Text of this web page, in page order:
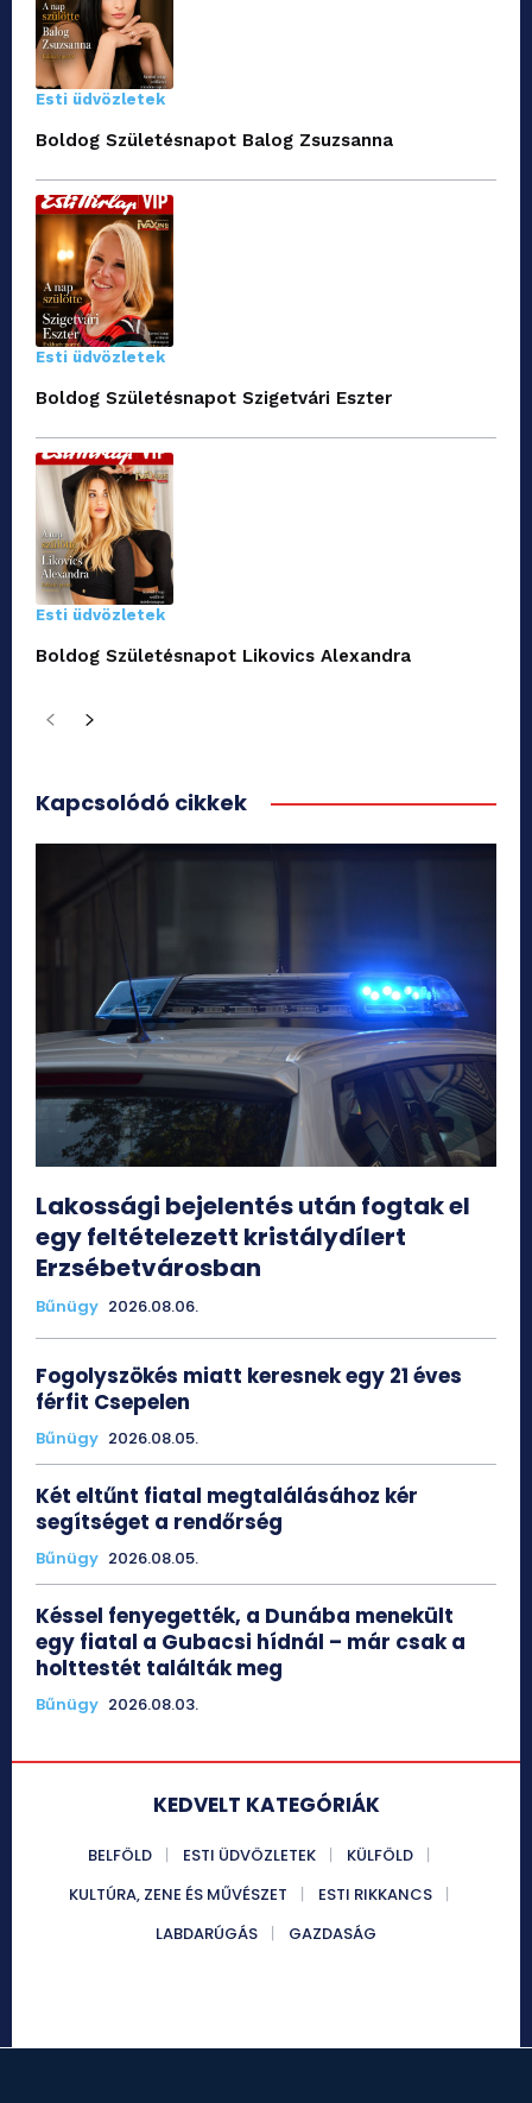
Esti üdvözletek
Boldog Születésnapot Balog Zsuzsanna
Esti üdvözletek
Boldog Születésnapot Szigetvári Eszter
Esti üdvözletek
Boldog Születésnapot Likovics Alexandra
Kapcsolódó cikkek
Lakossági bejelentés után fogtak el
egy feltételezett kristálydílert
Erzsébetvárosban
Bűnügy 2026.08.06.
Fogolyszökés miatt keresnek egy 21 éves
férfit Csepelen
Bűnügy 2026.08.05.
Két eltűnt fiatal megtalálásához kér
segítséget a rendőrség
Bűnügy 2026.08.05.
Késsel fenyegették, a Dunába menekült
egy fiatal a Gubacsi hídnál – már csak a
holttestét találták meg
Bűnügy 2026.08.03.
KEDVELT KATEGÓRIÁK
BELFÖLD ESTI ÜDVÖZLETEK
KÜLFÖLD
KULTÚRA, ZENE ÉS MŰVÉSZET
ESTI RIKKANCS
LABDARÚGÁS
GAZDASÁG